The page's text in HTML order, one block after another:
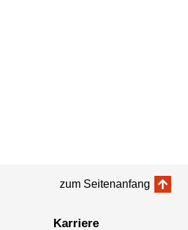
zum Seitenanfang
Karriere